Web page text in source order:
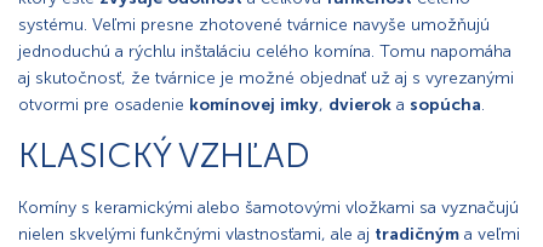
systému. Veľmi presne zhotovené tvárnice navyše umožňujú
jednoduchú a rýchlu inštaláciu celého komína. Tomu napomáha
aj skutočnosť, že tvárnice je možné objednať už aj s vyrezanými
otvormi pre osadenie komínovej imky, dvierok a sopúcha.
KLASICKÝ VZHĽAD
Komíny s keramickými alebo šamotovými vložkami sa vyznačujú
nielen skvelými funkčnými vlastnosťami, ale aj tradičným a veľmi